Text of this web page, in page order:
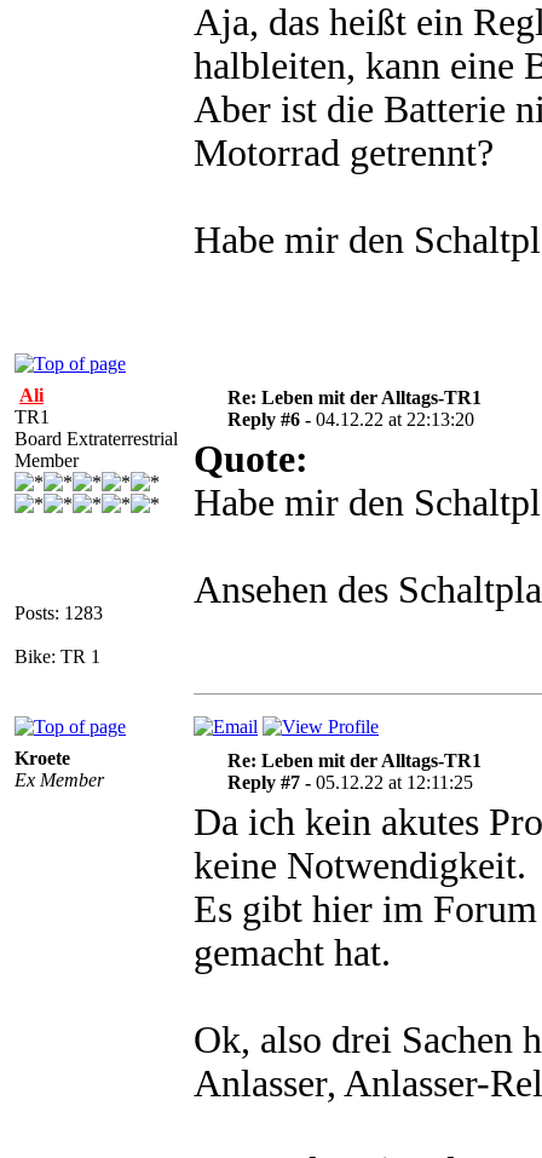
Aja, das heißt ein
halbleiten, kann eine
Aber ist die Batterie
Motorrad getrennt?
Habe mir den
Ali
TR1
Board Extraterrestrial
Member
Posts: 1283
Bike: TR 1
Re: Leben mit der Alltags-TR1
Reply #6 - 04.12.22 at 22:13:20
Quote:
Habe mir den
Ansehen des
Kroete
Ex Member
Re: Leben mit der Alltags-TR1
Reply #7 - 05.12.22 at 12:11:25
Da ich kein akutes
keine Notwendigkeit.
Es gibt hier im Forum
gemacht hat.
Ok, also drei Sachen
Anlasser, Anlasser-